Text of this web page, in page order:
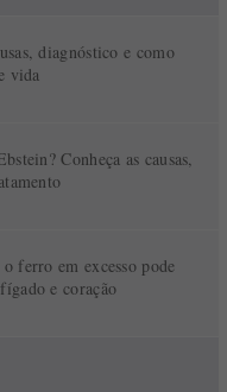
diagnóstico e como
vida
Conheça as causas,
ferro em excesso pode
e coração